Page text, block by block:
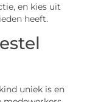
en kies uit
heeft.
uniek is en